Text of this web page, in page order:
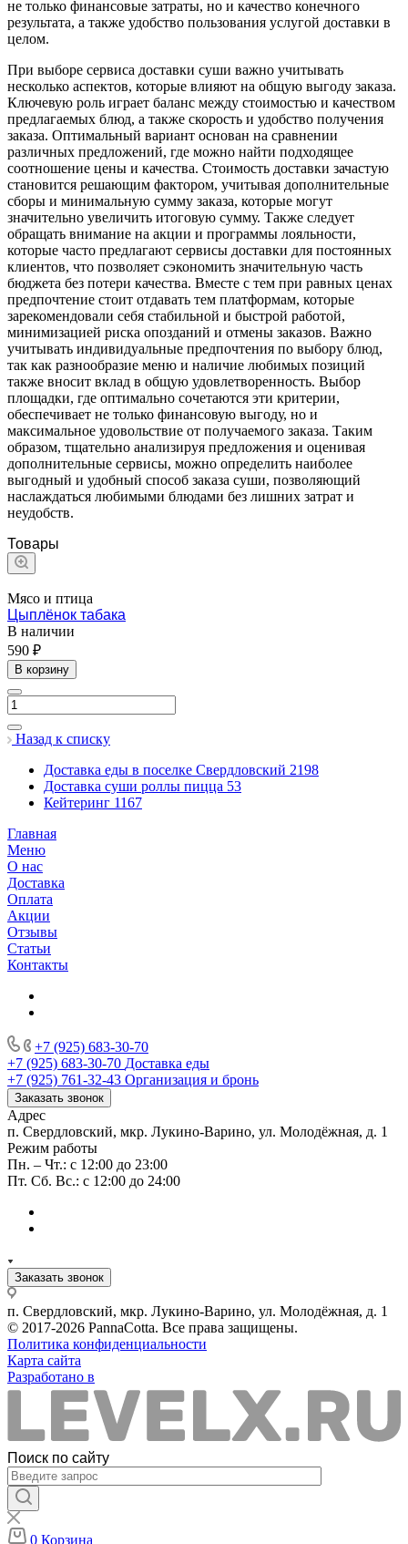
не только финансовые затраты, но и качество конечного
результата, а также удобство пользования услугой доставки в
целом.
При выборе сервиса доставки суши важно учитывать
несколько аспектов, которые влияют на общую выгоду заказа.
Ключевую роль играет баланс между стоимостью и качеством
предлагаемых блюд, а также скорость и удобство получения
заказа. Оптимальный вариант основан на сравнении
различных предложений, где можно найти подходящее
соотношение цены и качества. Стоимость доставки зачастую
становится решающим фактором, учитывая дополнительные
сборы и минимальную сумму заказа, которые могут
значительно увеличить итоговую сумму. Также следует
обращать внимание на акции и программы лояльности,
которые часто предлагают сервисы доставки для постоянных
клиентов, что позволяет сэкономить значительную часть
бюджета без потери качества. Вместе с тем при равных ценах
предпочтение стоит отдавать тем платформам, которые
зарекомендовали себя стабильной и быстрой работой,
минимизацией риска опозданий и отмены заказов. Важно
учитывать индивидуальные предпочтения по выбору блюд,
так как разнообразие меню и наличие любимых позиций
также вносит вклад в общую удовлетворенность. Выбор
площадки, где оптимально сочетаются эти критерии,
обеспечивает не только финансовую выгоду, но и
максимальное удовольствие от получаемого заказа. Таким
образом, тщательно анализируя предложения и оценивая
дополнительные сервисы, можно определить наиболее
выгодный и удобный способ заказа суши, позволяющий
наслаждаться любимыми блюдами без лишних затрат и
неудобств.
Товары
Мясо и птица
Цыплёнок табака
В наличии
590 ₽
В корзину
Назад к списку
Доставка еды в поселке Свердловский 2198
Доставка суши роллы пицца 53
Кейтеринг 1167
Главная
Меню
О нас
Доставка
Оплата
Акции
Отзывы
Статьи
Контакты
+7 (925) 683-30-70
+7 (925) 683-30-70 Доставка еды
+7 (925) 761-32-43 Организация и бронь
Заказать звонок
Адрес
п. Свердловский, мкр. Лукино-Варино, ул. Молодёжная, д. 1
Режим работы
Пн. – Чт.: с 12:00 до 23:00
Пт. Сб. Вс.: с 12:00 до 24:00
Заказать звонок
п. Свердловский, мкр. Лукино-Варино, ул. Молодёжная, д. 1
© 2017-2026 PannaCotta. Все права защищены.
Политика конфиденциальности
Карта сайта
Разработано в
Поиск по сайту
0 Корзина